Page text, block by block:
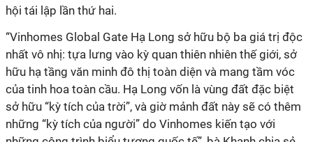
hội tái lập lần thứ hai.
“Vinhomes Global Gate Hạ Long sở hữu bộ ba giá trị độc
nhất vô nhị: tựa lưng vào kỳ quan thiên nhiên thế giới, sở
hữu hạ tầng văn minh đô thị toàn diện và mang tầm vóc
của tinh hoa toàn cầu. Hạ Long vốn là vùng đất đặc biệt
sở hữu “kỳ tích của trời”, và giờ mảnh đất này sẽ có thêm
những “kỳ tích của người” do Vinhomes kiến tạo với